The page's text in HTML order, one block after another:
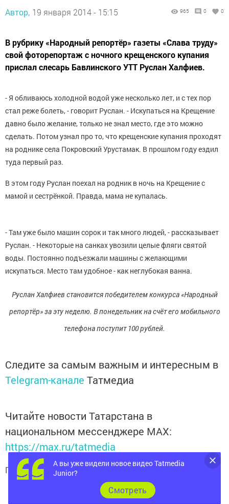
Автор, 19 января 2014 - 15:15 965 0 0
В рубрику «Народный репортёр» газеты «Слава труду»
свой фоторепортаж с ночного крещенского купания
прислал слесарь Бавлинского УТТ Руслан Халфиев.
- Я обливаюсь холодной водой уже несколько лет, и с тех пор
стал реже болеть, - говорит Руслан. - Искупаться на Крещение
давно было желание, только не знал место, где это можно
сделать. Потом узнал про то, что крещенские купания проходят
на роднике села Покровский Урустамак. В прошлом году ездил
туда первый раз.
В этом году Руслан поехал на родник в ночь на Крещение с
мамой и сестрёнкой. Правда, мама не купалась.
- Там уже было машин сорок и так много людей, - рассказывает
Руслан. - Некоторые на санках увозили целые фляги святой
воды. Постоянно подъезжали машины с желающими
искупаться. Место там удобное - как неглубокая ванна.
Руслан Халфиев становится победителем конкурса «Народный
репортёр» за эту неделю. В понедельник на счёт его мобильного
телефона поступит 100 рублей.
Следите за самым важным и интересным в
Telegram-канале Татмедиа
Читайте новости Татарстана в
национальном мессенджере MАХ:
https://max.ru/tatmedia
Подписывайтесь на телеграм-канал "Бавлы-информ"
А вы уже видели новое видео Tatmedia
Junior?
Cмотреть